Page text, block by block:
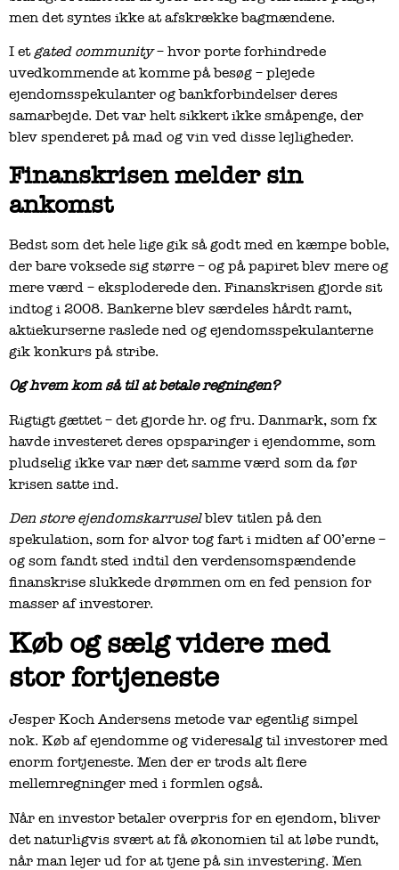
men det syntes ikke at afskrække bagmændene.
I etgated community– hvor porte forhindrede
uvedkommende at komme på besøg – plejede
ejendomsspekulanter og bankforbindelser deres
samarbejde. Det var helt sikkert ikke småpenge, der
blev spenderet på mad og vin ved disse lejligheder.
Finanskrisen melder sin
ankomst
Bedst som det hele lige gik så godt med en kæmpe boble,
der bare voksede sig større – og på papiret blev mere og
mere værd – eksploderede den. Finanskrisen gjorde sit
indtog i 2008. Bankerne blev særdeles hårdt ramt,
aktiekurserne raslede ned og ejendomsspekulanterne
gik konkurs på stribe.
Og hvem kom så til at betale regningen?
Rigtigt gættet – det gjorde hr. og fru. Danmark, som fx
havde investeret deres opsparinger i ejendomme, som
pludselig ikke var nær det samme værd som da før
krisen satte ind.
Den store ejendomskarruselblev titlen på den
spekulation, som for alvor tog fart i midten af 00’erne –
og som fandt sted indtil den verdensomspændende
finanskrise slukkede drømmen om en fed pension for
masser af investorer.
Køb og sælg videre med
stor fortjeneste
Jesper Koch Andersens metode var egentlig simpel
nok. Køb af ejendomme og videresalg til investorer med
enorm fortjeneste. Men der er trods alt flere
mellemregninger med i formlen også.
Når en investor betaler overpris for en ejendom, bliver
det naturligvis svært at få økonomien til at løbe rundt,
når man lejer ud for at tjene på sin investering. Men